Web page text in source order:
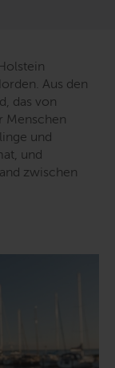
Aus den
das von
Menschen
und
und
zwischen